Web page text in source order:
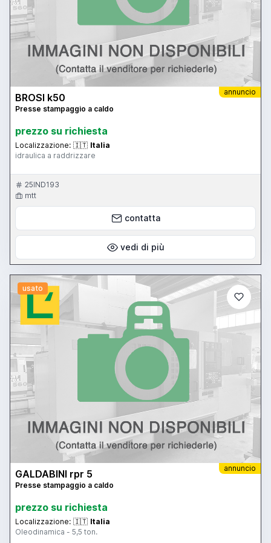
annuncio
BROSI k50
Presse stampaggio a caldo
prezzo su richiesta
Localizzazione: 🇮🇹 Italia
idraulica a raddrizzare
25IND193
mtt
contatta
vedi di più
usato
annuncio
GALDABINI rpr 5
Presse stampaggio a caldo
prezzo su richiesta
Localizzazione: 🇮🇹 Italia
Oleodinamica - 5,5 ton.